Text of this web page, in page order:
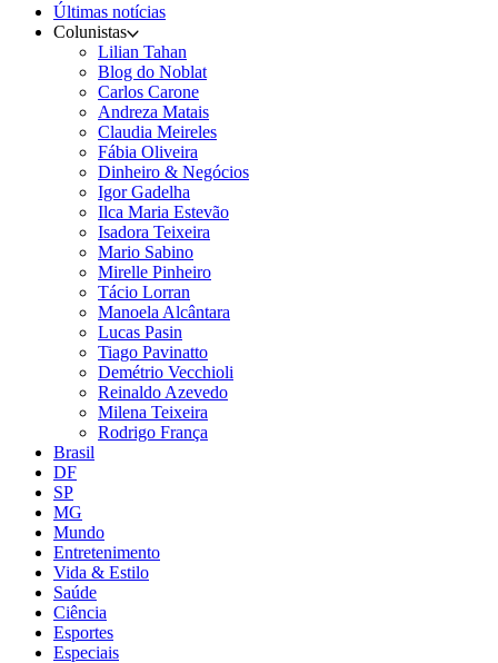
Últimas notícias
Colunistas
Lilian Tahan
Blog do Noblat
Carlos Carone
Andreza Matais
Claudia Meireles
Fábia Oliveira
Dinheiro & Negócios
Igor Gadelha
Ilca Maria Estevão
Isadora Teixeira
Mario Sabino
Mirelle Pinheiro
Tácio Lorran
Manoela Alcântara
Lucas Pasin
Tiago Pavinatto
Demétrio Vecchioli
Reinaldo Azevedo
Milena Teixeira
Rodrigo França
Brasil
DF
SP
MG
Mundo
Entretenimento
Vida & Estilo
Saúde
Ciência
Esportes
Especiais